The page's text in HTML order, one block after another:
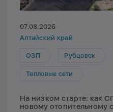
07.08.2026
Алтайский край
ОЗП Рубцовск
Тепловые сети
На низком старте: как
новому отопительному